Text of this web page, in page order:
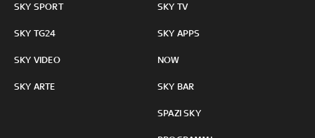
SKY SPORT
SKY TG24
SKY VIDEO
SKY ARTE
SKY TV
SKY APPS
NOW
SKY BAR
SPAZI SKY